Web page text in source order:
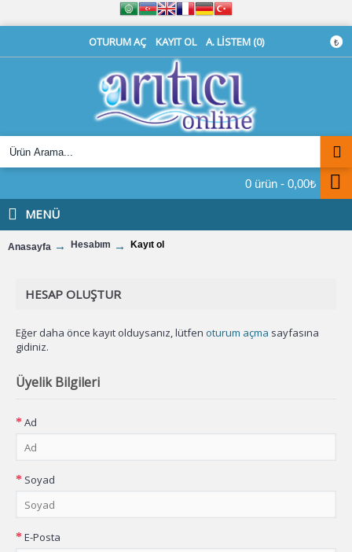
₺
OTURUM AÇ KAYIT OL A. LISTEM (0)
0 ürün - 0,00₺
MENÜ
Anasayfa Hesabım Kayıt ol
HESAP OLUŞTUR
Eğer daha önce kayıt olduysanız, lütfen oturum açma sayfasına
gidiniz.
Üyelik Bilgileri
Ad
Soyad
E-Posta